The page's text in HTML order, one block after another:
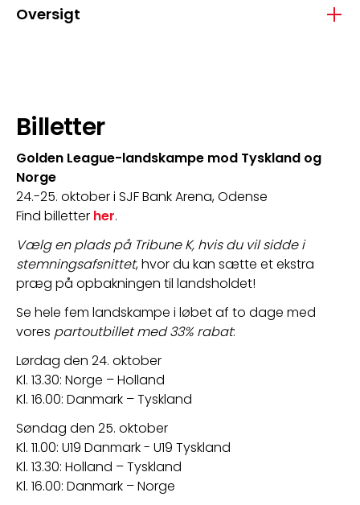
Oversigt
Billetter
Golden League-landskampe mod Tyskland og
Norge
24.-25. oktober i SJF Bank Arena, Odense
Find billetter her.
Vælg en plads på Tribune K, hvis du vil sidde i
stemningsafsnittet, hvor du kan sætte et ekstra
præg på opbakningen til landsholdet!
Se hele fem landskampe i løbet af to dage med
vores partoutbillet med 33% rabat:
Lørdag den 24. oktober
Kl. 13.30: Norge – Holland
Kl. 16.00: Danmark – Tyskland
Søndag den 25. oktober
Kl. 11.00: U19 Danmark - U19 Tyskland
Kl. 13.30: Holland – Tyskland
Kl. 16.00: Danmark – Norge